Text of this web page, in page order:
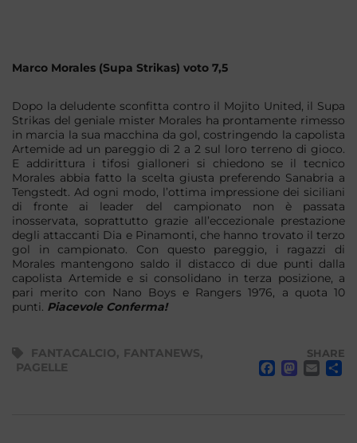
Marco Morales (Supa Strikas) voto 7,5
Dopo la deludente sconfitta contro il Mojito United, il Supa
Strikas del geniale mister Morales ha prontamente rimesso
in marcia la sua macchina da gol, costringendo la capolista
Artemide ad un pareggio di 2 a 2 sul loro terreno di gioco.
E addirittura i tifosi gialloneri si chiedono se il tecnico
Morales abbia fatto la scelta giusta preferendo Sanabria a
Tengstedt. Ad ogni modo, l’ottima impressione dei siciliani
di fronte ai leader del campionato non è passata
inosservata, soprattutto grazie all’eccezionale prestazione
degli attaccanti Dia e Pinamonti, che hanno trovato il terzo
gol in campionato. Con questo pareggio, i ragazzi di
Morales mantengono saldo il distacco di due punti dalla
capolista Artemide e si consolidano in terza posizione, a
pari merito con Nano Boys e Rangers 1976, a quota 10
punti. Piacevole Conferma!
FANTACALCIO, FANTANEWS,
PAGELLE
SHARE